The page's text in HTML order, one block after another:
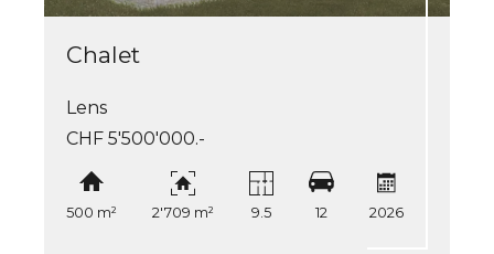
Chalet
Lens
CHF 5'500'000.-
500 m² 2'709 m² 9.5 12 2026